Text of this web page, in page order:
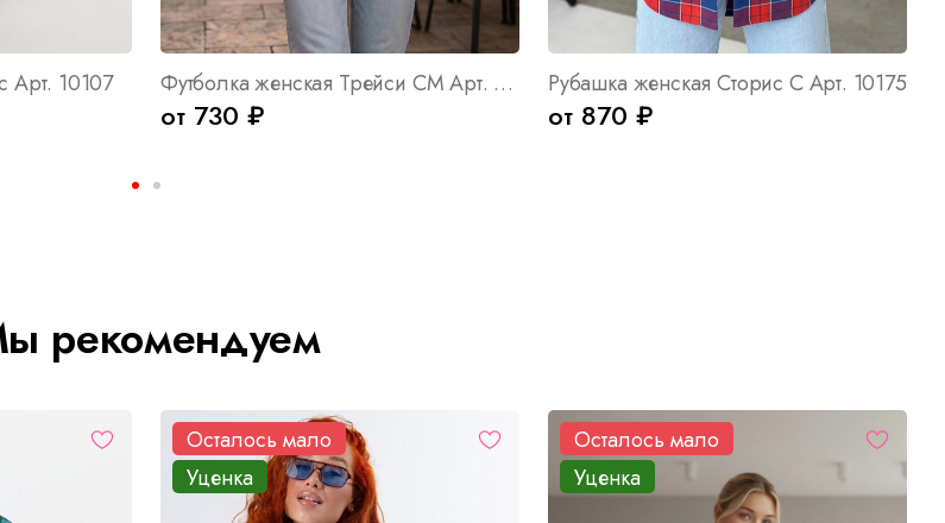
Арт. 10107 Футболка женская Трейси СМ Арт. 10712
от 730 ₽
Рубашка женская Сторис С Арт. 10175
от 870 ₽
рекомендуем
Осталось мало
Уценка
Осталось мало
Уценка